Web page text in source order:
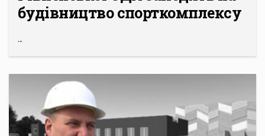
будівництво спорткомплексу
...